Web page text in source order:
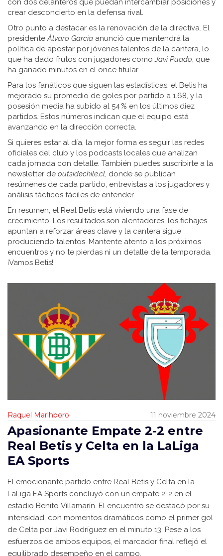
con dos delanteros que puedan intercambiar posiciones y
crear desconcierto en la defensa rival.
Otro punto a destacar es la renovación de la directiva. El
presidenteÁlvaro García anunció que mantendrá la
política de apostar por jóvenes talentos de la cantera, lo
que ha dado frutos con jugadores comoJavi Puado, que
ha ganado minutos en el once titular.
Para los fanáticos que siguen las estadísticas, el Betis ha
mejorado su promedio de goles por partido a 1.68, y la
posesión media ha subido al 54 % en los últimos diez
partidos. Estos números indican que el equipo está
avanzando en la dirección correcta.
Si quieres estar al día, la mejor forma es seguir las redes
oficiales del club y los podcasts locales que analizan
cada jornada con detalle. También puedes suscribirte a la
newsletter de outsidechile.cl, donde se publican
resúmenes de cada partido, entrevistas a los jugadores y
análisis tácticos fáciles de entender.
En resumen, el Real Betis está viviendo una fase de
crecimiento. Los resultados son alentadores, los fichajes
apuntan a reforzar áreas clave y la cantera sigue
produciendo talentos. Mantente atento a los próximos
encuentros y no te pierdas ni un detalle de la temporada.
¡Vamos Betis!
Raquel Marlhboro 11 noviembre 2024
Apasionante Empate 2-2 entre
Real Betis y Celta en la LaLiga
EA Sports
El emocionante partido entre Real Betis y Celta en la
LaLiga EA Sports concluyó con un empate 2-2 en el
estadio Benito Villamarín. El encuentro se destacó por su
intensidad, con momentos dramáticos como el primer gol
de Celta por Javi Rodríguez en el minuto 13. Pese a los
esfuerzos de ambos equipos, el marcador final reflejó el
equilibrado desempeño en el campo.